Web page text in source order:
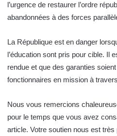
l’urgence de restaurer l’ordre
abandonnées à des forces
La République est en danger
l’éducation sont pris pour cible. Il
rendue et que des garanties
fonctionnaires en mission à
Nous vous remercions
pour le temps que vous avez
article. Votre soutien nous est très